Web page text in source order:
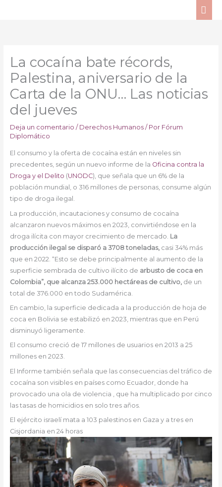
La cocaína bate récords,
Palestina, aniversario de la
Carta de la ONU… Las noticias
del jueves
Deja un comentario / Derechos Humanos/ Por Fórum
Diplomático
El consumo y la oferta de cocaína están en niveles sin
precedentes, según un nuevo informe de la Oficina contra la
Droga y el Delito (UNODC), que señala que un 6% de la
población mundial, o 316 millones de personas, consume algún
tipo de droga ilegal.
La producción, incautaciones y consumo de cocaína
alcanzaron nuevos máximos en 2023, convirtiéndose en la
droga ilícita con mayor crecimiento de mercado. La
producción ilegal se disparó a 3708 toneladas, casi 34% más
que en 2022. “Esto se debe principalmente al aumento de la
superficie sembrada de cultivo ilícito de arbusto de coca en
Colombia”, que alcanza 253.000 hectáreas de cultivo, de un
total de 376.000 en todo Sudamérica.
En cambio, la superficie dedicada a la producción de hoja de
coca en Bolivia se estabilizó en 2023, mientras que en Perú
disminuyó ligeramente.
El consumo creció de 17 millones de usuarios en 2013 a 25
millones en 2023.
El Informe también señala que las consecuencias del tráfico de
cocaína son visibles en países como Ecuador, donde ha
provocado una ola de violencia , que ha multiplicado por cinco
las tasas de homicidios en solo tres años.
El ejército israelí mata a 103 palestinos en Gaza y a tres en
Cisjordania en 24 horas